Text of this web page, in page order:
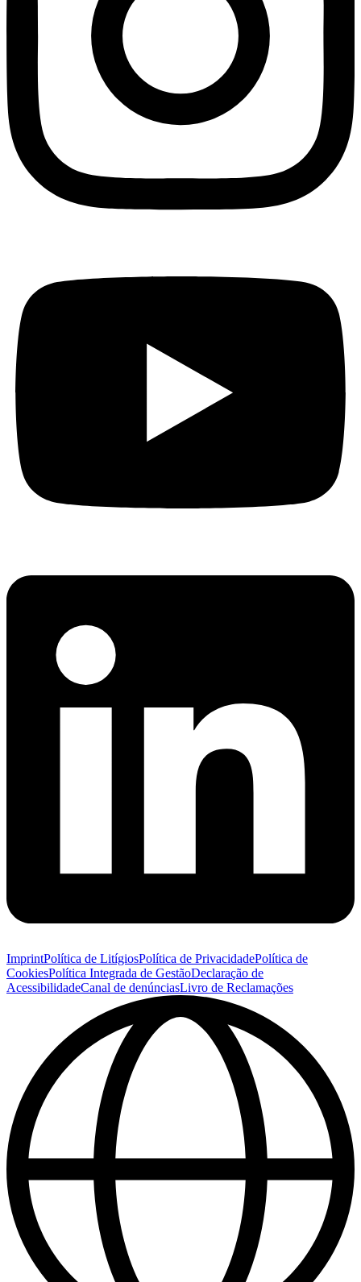
ImprintPolítica de LitígiosPolítica de PrivacidadePolítica de
CookiesPolítica Integrada de GestãoDeclaração de
AcessibilidadeCanal de denúnciasLivro de Reclamações